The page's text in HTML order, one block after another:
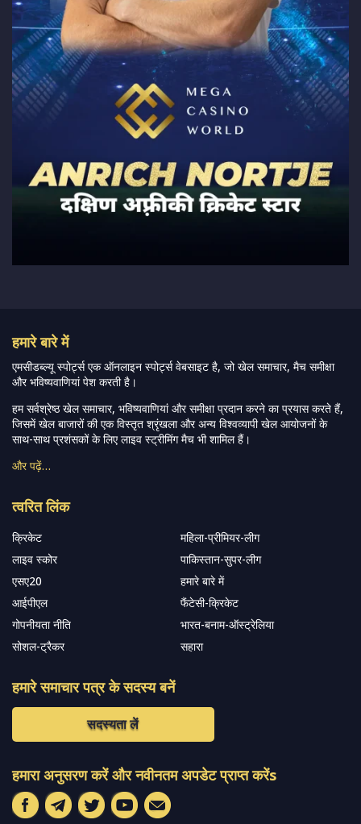
हमारे बारे में
एमसीडब्ल्यू स्पोर्ट्स एक ऑनलाइन स्पोर्ट्स वेबसाइट है, जो खेल समाचार, मैच समीक्षा
और भविष्यवाणियां पेश करती है।
हम सर्वश्रेष्ठ खेल समाचार, भविष्यवाणियां और समीक्षा प्रदान करने का प्रयास करते हैं,
जिसमें खेल बाजारों की एक विस्तृत श्रृंखला और अन्य विश्वव्यापी खेल आयोजनों के
साथ-साथ प्रशंसकों के लिए लाइव स्ट्रीमिंग मैच भी शामिल हैं।
और पढ़ें…
त्वरित लिंक
क्रिकेट
महिला-प्रीमियर-लीग
लाइव स्कोर
पाकिस्तान-सुपर-लीग
एसए20
हमारे बारे में
आईपीएल
फैंटेसी-क्रिकेट
गोपनीयता नीति
भारत-बनाम-ऑस्ट्रेलिया
सोशल-ट्रैकर
सहारा
हमारे समाचार पत्र के सदस्य बनें
सदस्यता लें
हमारा अनुसरण करें और नवीनतम अपडेट प्राप्त करेंs